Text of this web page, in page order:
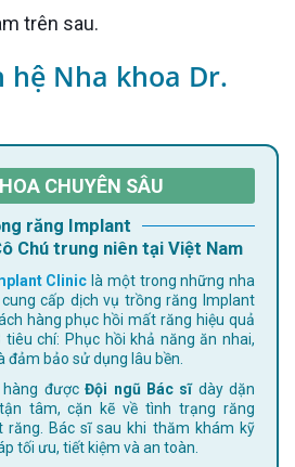
trên sau.
hệ Nha khoa Dr.
CHUYÊN SÂU
răng Implant
Chú trung niên tại Việt Nam
Clinic là một trong những nha
cấp dịch vụ trồng răng Implant
hàng phục hồi mất răng hiệu quả
chí: Phục hồi khả năng ăn nhai,
đảm bảo sử dụng lâu bền.
hàng đượcĐội ngũ Bác sĩdày dặn
tâm, cặn kẽ về tình trạng răng
răng. Bác sĩ sau khi thăm khám kỹ
tối ưu, tiết kiệm và an toàn.